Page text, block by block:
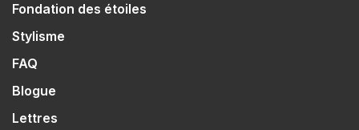
Fondation des étoiles
Stylisme
FAQ
Blogue
Lettres